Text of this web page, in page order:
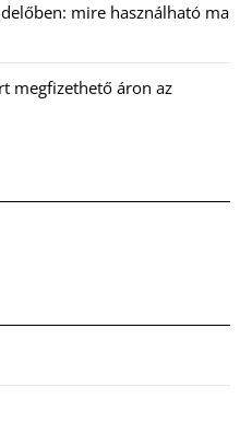
mire használható ma
megfizethető áron az